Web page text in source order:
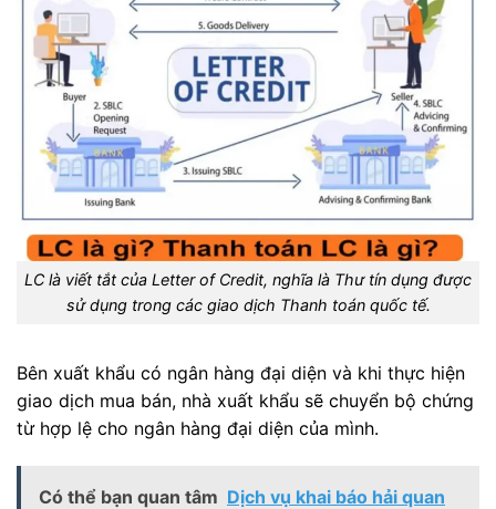
LC là viết tắt của Letter of Credit, nghĩa là Thư tín dụng được
sử dụng trong các giao dịch Thanh toán quốc tế.
Bên xuất khẩu có ngân hàng đại diện và khi thực hiện
giao dịch mua bán, nhà xuất khẩu sẽ chuyển bộ chứng
từ hợp lệ cho ngân hàng đại diện của mình.
Có thể bạn quan tâm Dịch vụ khai báo hải quan